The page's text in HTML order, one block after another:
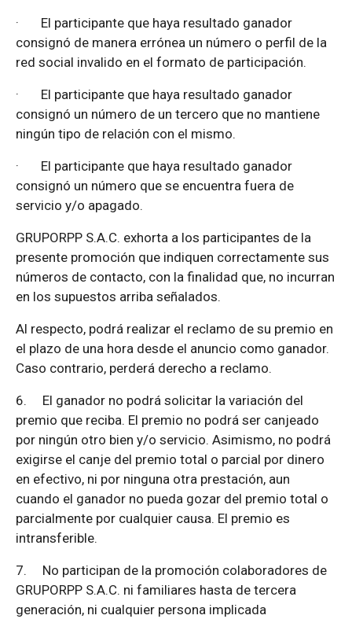
· El participante que haya resultado ganador
consignó de manera errónea un número o perfil de la
red social invalido en el formato de participación.
· El participante que haya resultado ganador
consignó un número de un tercero que no mantiene
ningún tipo de relación con el mismo.
· El participante que haya resultado ganador
consignó un número que se encuentra fuera de
servicio y/o apagado.
GRUPORPP S.A.C. exhorta a los participantes de la
presente promoción que indiquen correctamente sus
números de contacto, con la finalidad que, no incurran
en los supuestos arriba señalados.
Al respecto, podrá realizar el reclamo de su premio en
el plazo de una hora desde el anuncio como ganador.
Caso contrario, perderá derecho a reclamo.
6. El ganador no podrá solicitar la variación del
premio que reciba. El premio no podrá ser canjeado
por ningún otro bien y/o servicio. Asimismo, no podrá
exigirse el canje del premio total o parcial por dinero
en efectivo, ni por ninguna otra prestación, aun
cuando el ganador no pueda gozar del premio total o
parcialmente por cualquier causa. El premio es
intransferible.
7. No participan de la promoción colaboradores de
GRUPORPP S.A.C. ni familiares hasta de tercera
generación, ni cualquier persona implicada